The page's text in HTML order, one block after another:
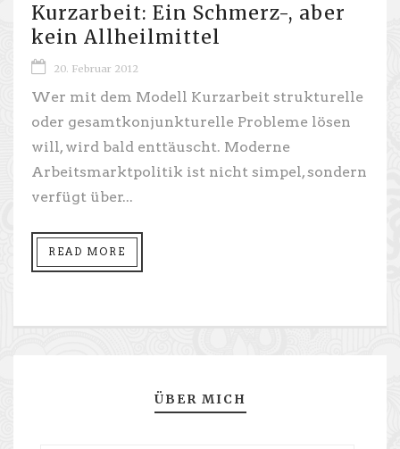
Kurzarbeit: Ein Schmerz-, aber
kein Allheilmittel
20. Februar 2012
Wer mit dem Modell Kurzarbeit strukturelle
oder gesamtkonjunkturelle Probleme lösen
will, wird bald enttäuscht. Moderne
Arbeitsmarktpolitik ist nicht simpel, sondern
verfügt über...
READ MORE
ÜBER MICH